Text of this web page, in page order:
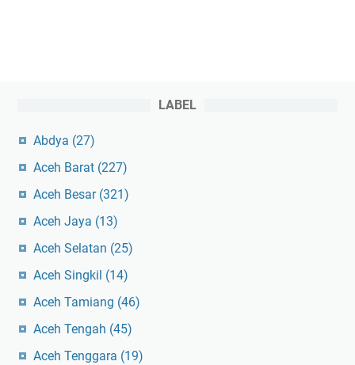
LABEL
Abdya (27)
Aceh Barat (227)
Aceh Besar (321)
Aceh Jaya (13)
Aceh Selatan (25)
Aceh Singkil (14)
Aceh Tamiang (46)
Aceh Tengah (45)
Aceh Tenggara (19)